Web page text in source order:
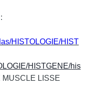
HISTOLOGIE/HIST
HISTGENE/his
MUSCLE LISSE